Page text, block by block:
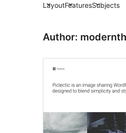
LayoutFeaturesSubjects
Author: